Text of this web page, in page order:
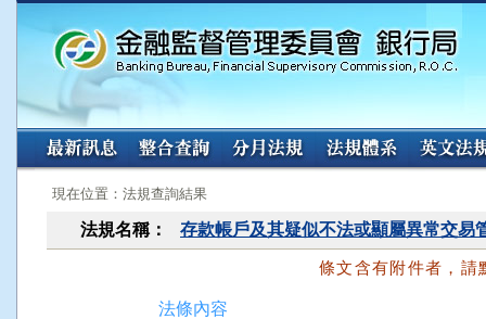
:::
現在位置：法規查詢結果
法規名稱： 存款帳戶及其疑似不法或顯屬異常交易
條文含有附件者，請
法條內容